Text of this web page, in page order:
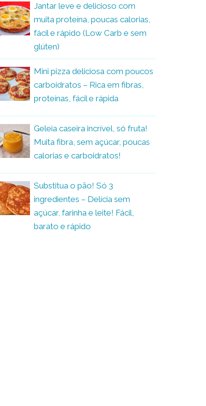
Jantar leve e delicioso com
muita proteína, poucas calorias,
fácil e rápido (Low Carb e sem
glúten)
Mini pizza deliciosa com poucos
carboidratos – Rica em fibras,
proteínas, fácil e rápida
Geleia caseira incrível, só fruta!
Muita fibra, sem açúcar, poucas
calorias e carboidratos!
Substitua o pão! Só 3
ingredientes – Delícia sem
açúcar, farinha e leite! Fácil,
barato e rápido